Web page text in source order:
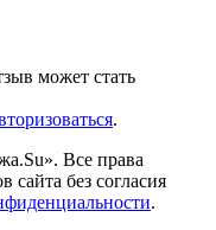
может стать
.
Все права
без согласия
.